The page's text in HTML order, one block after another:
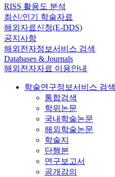
RISS 활용도 분석
최신/인기 학술자료
해외자료신청(E-DDS)
공지사항
해외전자정보서비스 검색
Databases & Journals
해외전자자료 이용안내
학술연구정보서비스 검색
통합검색
학위논문
국내학술논문
해외학술논문
학술지
단행본
연구보고서
공개강의